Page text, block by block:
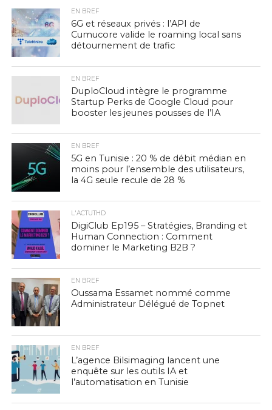
EN BREF
6G et réseaux privés : l’API de
Cumucore valide le roaming local sans
détournement de trafic
EN BREF
DuploCloud intègre le programme
Startup Perks de Google Cloud pour
booster les jeunes pousses de l’IA
EN BREF
5G en Tunisie : 20 % de débit médian en
moins pour l’ensemble des utilisateurs,
la 4G seule recule de 28 %
L'ACTUTHD
DigiClub Ep195 – Stratégies, Branding et
Human Connection : Comment
dominer le Marketing B2B ?
EN BREF
Oussama Essamet nommé comme
Administrateur Délégué de Topnet
EN BREF
L’agence Bilsimaging lancent une
enquête sur les outils IA et
l’automatisation en Tunisie